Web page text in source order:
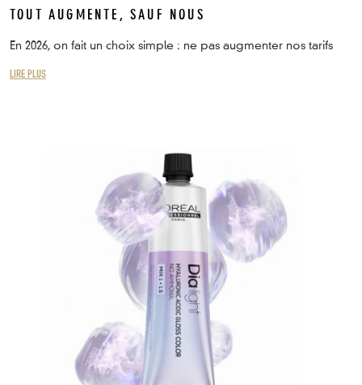
TOUT AUGMENTE, SAUF NOUS
En 2026, on fait un choix simple : ne pas augmenter nos tarifs
LIRE PLUS